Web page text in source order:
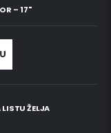
– 17"
ŽELJA